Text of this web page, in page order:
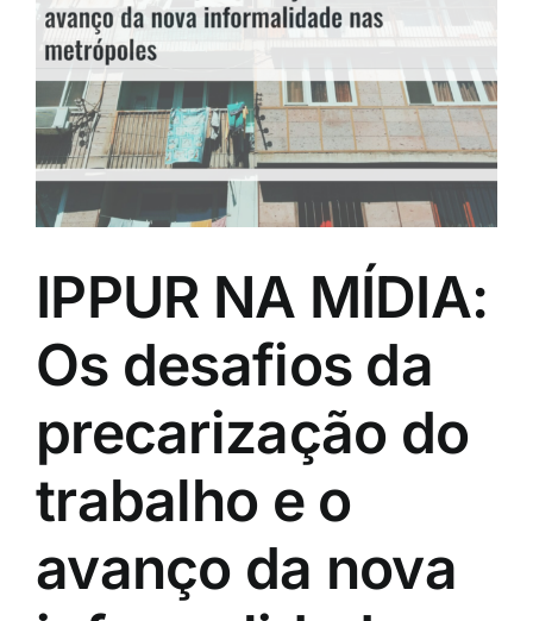
IPPUR NA MÍDIA:
Os desafios da
precarização do
trabalho e o
avanço da nova